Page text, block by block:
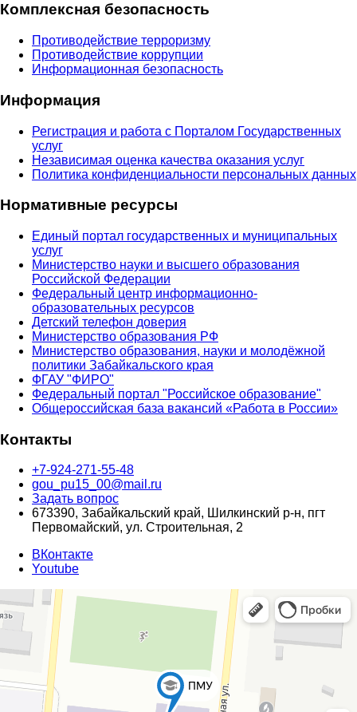
Комплексная безопасность
Противодействие терроризму
Противодействие коррупции
Информационная безопасность
Информация
Регистрация и работа с Порталом Государственных
услуг
Независимая оценка качества оказания услуг
Политика конфиденциальности персональных данных
Нормативные ресурсы
Единый портал государственных и муниципальных
услуг
Министерство науки и высшего образования
Российской Федерации
Федеральный центр информационно-
образовательных ресурсов
Детский телефон доверия
Министерство образования РФ
Министерство образования, науки и молодёжной
политики Забайкальского края
ФГАУ "ФИРО"
Федеральный портал "Российское образование"
Общероссийская база вакансий «Работа в России»
Контакты
+7-924-271-55-48
gou_pu15_00@mail.ru
Задать вопрос
673390, Забайкальский край, Шилкинский р-н, пгт
Первомайский, ул. Строительная, 2
ВКонтакте
Youtube